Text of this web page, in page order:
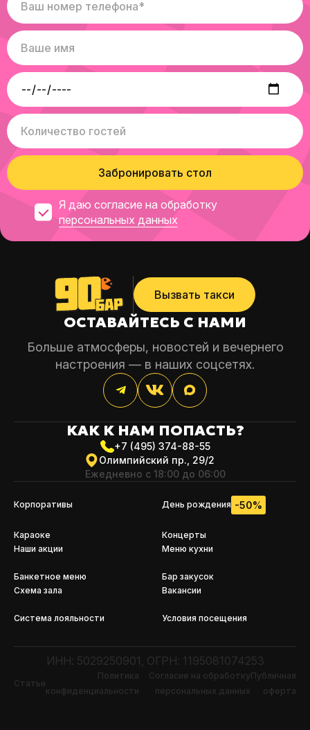
Забронировать стол
Я даю согласие на обработку
персональных данных
Вызвать такси
ОСТАВАЙТЕСЬ С НАМИ
Больше атмосферы, новостей и вечернего
настроения — в наших соцсетях.
Корпоративы День рождения -50%
Караоке
Концерты
Наши акции
Меню кухни
Банкетное меню
Бар закусок
Схема зала
Вакансии
Система лояльности Условия посещения
КАК К НАМ ПОПАСТЬ?
+7 (495) 374-88-55
Олимпийский пр., 29/2
Ежедневно с 18:00 до 06:00
ИНН: 5029250901, ОГРН: 1195081074253
Статьи
Политика
конфиденциальности
Согласие на обработку
персональных данных
Публичная
оферта